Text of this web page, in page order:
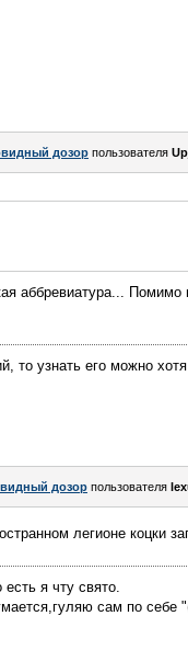
дозор пользователя
аббревиатура...
то узнать его можно
дозор пользователя
легионе коцки
я чту свято.
сам по себе